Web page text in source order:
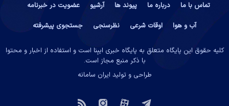
تماس با ما درباره ما پیوند ها آرشیو
عضویت در خبرنامه
آب و هوا
اوقات شرعی نظرسنجی جستجوی پیشرفته
کلیه حقوق این پایگاه متعلق به پایگاه خبری ایبِنا است و استفاده از اخبار و محتوا
با ذکر منبع مجاز است.
طراحی و تولید ایران سامانه